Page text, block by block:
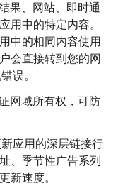
果、网站、即时通
用中的特定内容。
中的相同内容使用
会直接转到您的网
误。
网域所有权，可防
应用的深层链接行
、季节性广告系列
新速度。